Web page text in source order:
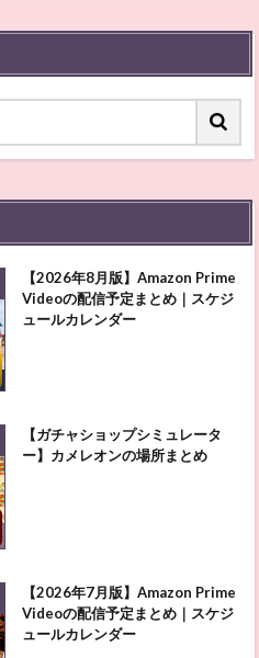
【2026年8月版】Amazon Prime
Videoの配信予定まとめ｜スケジ
ュールカレンダー
【ガチャショップシミュレータ
ー】カメレオンの場所まとめ
【2026年7月版】Amazon Prime
Videoの配信予定まとめ｜スケジ
ュールカレンダー